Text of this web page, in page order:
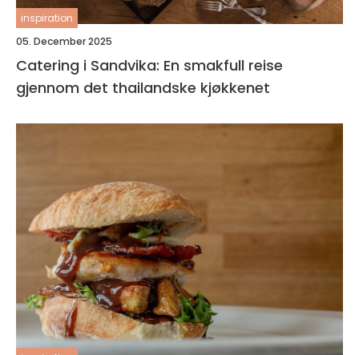
inspiration
05. December 2025
Catering i Sandvika: En smakfull reise
gjennom det thailandske kjøkkenet